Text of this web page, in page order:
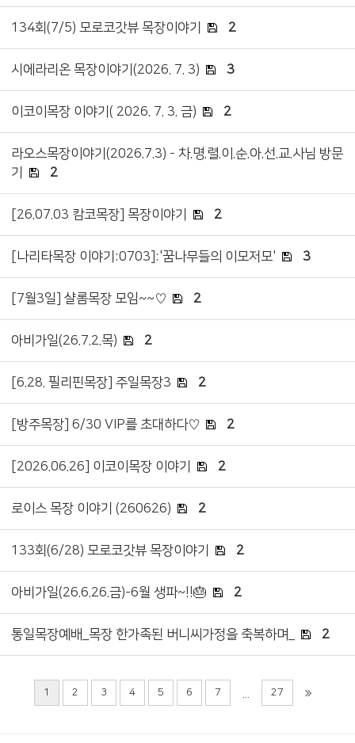
134회(7/5) 모로코갓뷰 목장이야기 2
시에라리온 목장이야기(2026. 7. 3) 3
이코이목장 이야기( 2026. 7. 3. 금) 2
라오스목장이야기(2026.7.3) - 차.명.렬.이.순.아.선.교.사님 방문
기
2
[26.07.03 캄코목장] 목장이야기 2
[나리타목장 이야기:0703]:'꿈나무들의 이모저모' 3
[7월3일] 샬롬목장 모임~~♡ 2
아비가일(26.7.2.목) 2
[6.28. 필리핀목장] 주일목장3 2
[방주목장] 6/30 VIP를 초대하다♡ 2
[2026.06.26] 이코이목장 이야기 2
로이스 목장 이야기 (260626) 2
133회(6/28) 모로코갓뷰 목장이야기 2
아비가일(26.6.26.금)-6월 생파~!!🎂 2
통일목장예배_목장 한가족된 버니씨가정을 축복하며_ 2
1 2 3 4 5 6 7 ... 27